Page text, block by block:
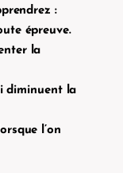
:
épreuve.
la
diminuent la
l’on